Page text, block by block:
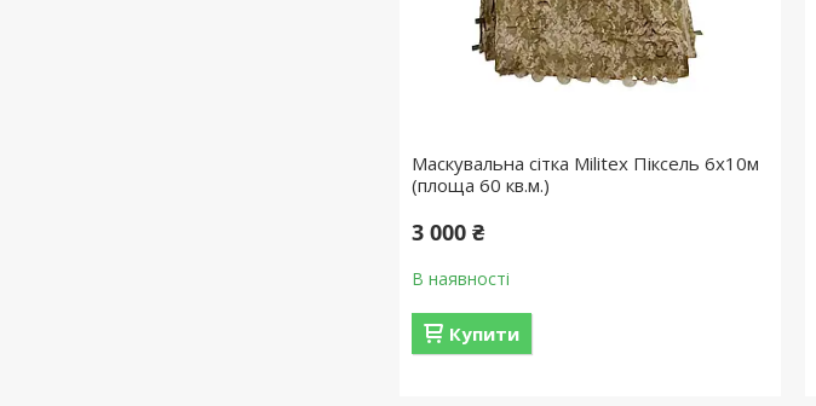
Маскувальна сітка Militex Піксель 6х10м
(площа 60 кв.м.)
3 000 ₴
В наявності
Купити